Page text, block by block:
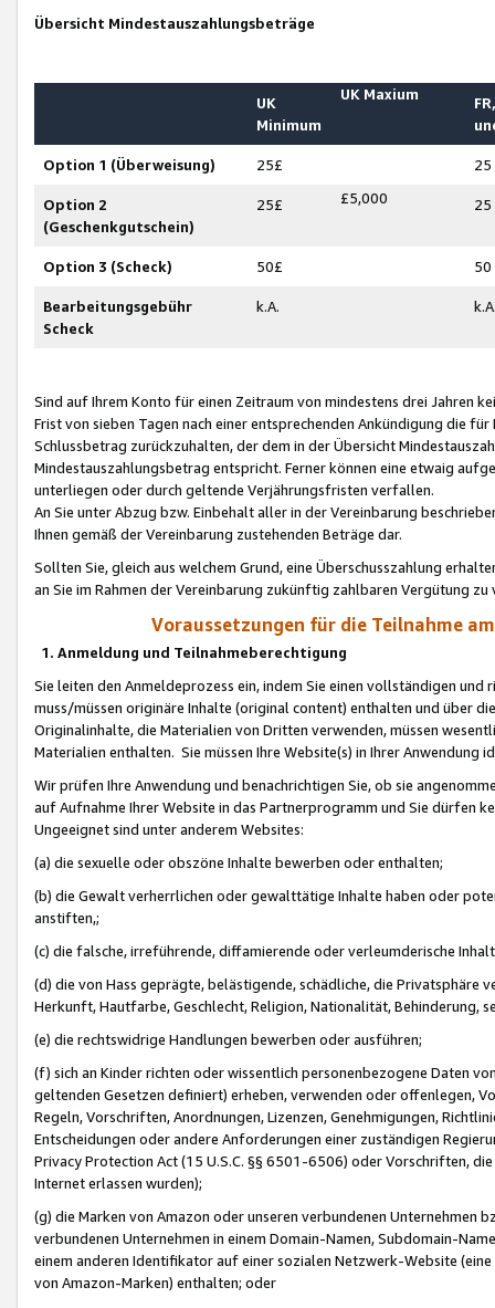
Übersicht Mindestauszahlungsbeträge
UK
Minimum
UK Maxium
Option 1 (Überweisung) 25£ 25
Option 2
(Geschenkgutschein)
25£ £5,000 25
Option 3 (Scheck) 50£ 50
Bearbeitungsgebühr
Scheck
k.A.
Sind auf Ihrem Konto für einen Zeitraum von mindestens drei Jahren
Frist von sieben Tagen nach einer entsprechenden Ankündigung die
Schlussbetrag zurückzuhalten, der dem in der Übersicht
Mindestauszahlungsbetrag entspricht. Ferner können eine etwaig
unterliegen oder durch geltende Verjährungsfristen verfallen.
An Sie unter Abzug bzw. Einbehalt aller in der Vereinbarung
Ihnen gemäß der Vereinbarung zustehenden Beträge dar.
Sollten Sie, gleich aus welchem Grund, eine Überschusszahlung
an Sie im Rahmen der Vereinbarung zukünftig zahlbaren Vergütung zu
Voraussetzungen für die Teilnahme
1. Anmeldung und Teilnahmeberechtigung
Sie leiten den Anmeldeprozess ein, indem Sie einen vollständigen
muss/müssen originäre Inhalte (original content) enthalten und über
Originalinhalte, die Materialien von Dritten verwenden, müssen
Materialien enthalten. Sie müssen Ihre Website(s) in Ihrer Anwendung
Wir prüfen Ihre Anwendung und benachrichtigen Sie, ob sie
auf Aufnahme Ihrer Website in das Partnerprogramm und Sie dürfen
Ungeeignet sind unter anderem Websites:
(a) die sexuelle oder obszöne Inhalte bewerben oder enthalten;
(b) die Gewalt verherrlichen oder gewalttätige Inhalte haben oder
anstiften,;
(c) die falsche, irreführende, diffamierende oder verleumderische
(d) die von Hass geprägte, belästigende, schädliche, die Privatsphäre
Herkunft, Hautfarbe, Geschlecht, Religion, Nationalität, Behinderung,
(e) die rechtswidrige Handlungen bewerben oder ausführen;
(f) sich an Kinder richten oder wissentlich personenbezogene Daten
geltenden Gesetzen definiert) erheben, verwenden oder offenlegen,
Regeln, Vorschriften, Anordnungen, Lizenzen, Genehmigungen,
Entscheidungen oder andere Anforderungen einer zuständigen
Privacy Protection Act (15 U.S.C. §§ 6501-6506) oder Vorschriften,
Internet erlassen wurden);
(g) die Marken von Amazon oder unseren verbundenen Unternehmen
verbundenen Unternehmen in einem Domain-Namen, Subdomain-
einem anderen Identifikator auf einer sozialen Netzwerk-Website
von Amazon-Marken) enthalten; oder